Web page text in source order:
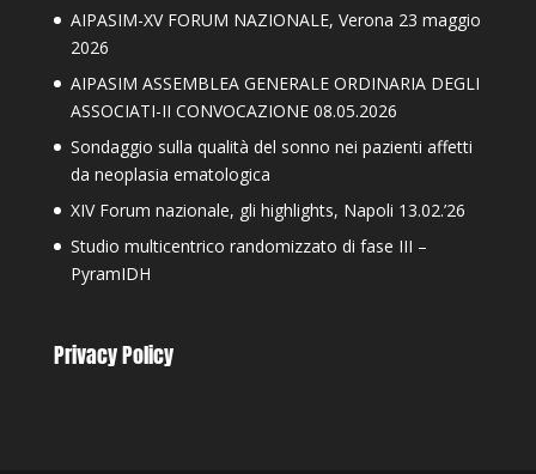
AIPASIM-XV FORUM NAZIONALE, Verona 23 maggio
2026
AIPASIM ASSEMBLEA GENERALE ORDINARIA DEGLI
ASSOCIATI-II CONVOCAZIONE 08.05.2026
Sondaggio sulla qualità del sonno nei pazienti affetti
da neoplasia ematologica
XIV Forum nazionale, gli highlights, Napoli 13.02.’26
Studio multicentrico randomizzato di fase III –
PyramIDH
Privacy Policy